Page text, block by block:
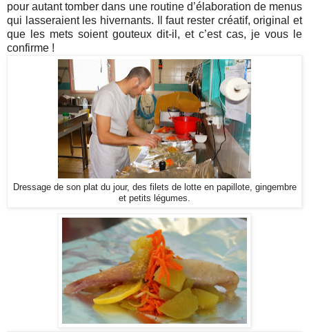
pour autant tomber dans une routine d’élaboration de menus
qui lasseraient les hivernants. Il faut rester créatif, original et
que les mets soient gouteux dit-il, et c’est cas, je vous le
confirme !
Dressage de son plat du jour, des filets de lotte en papillote, gingembre
et petits légumes.